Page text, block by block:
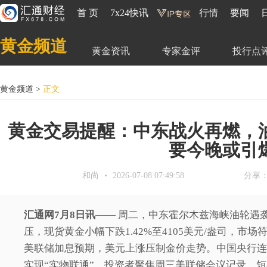
首 页 7x24快讯 行情 要闻
黄金频道 黄金资讯 专家金评 投行点
黄金频道 > 正文
黄金交易提醒：中东战火再燃
要今晚或引
和尚 2026-07-08 07:49:58 分享
汇通网7月8日讯—— 周二，中东霍尔木兹海峡油轮遇
压，现货黄金小幅下跌1.42%至4105美元/盎司，市场
美联储加息预期，美元上涨压制金价走势。中国央行